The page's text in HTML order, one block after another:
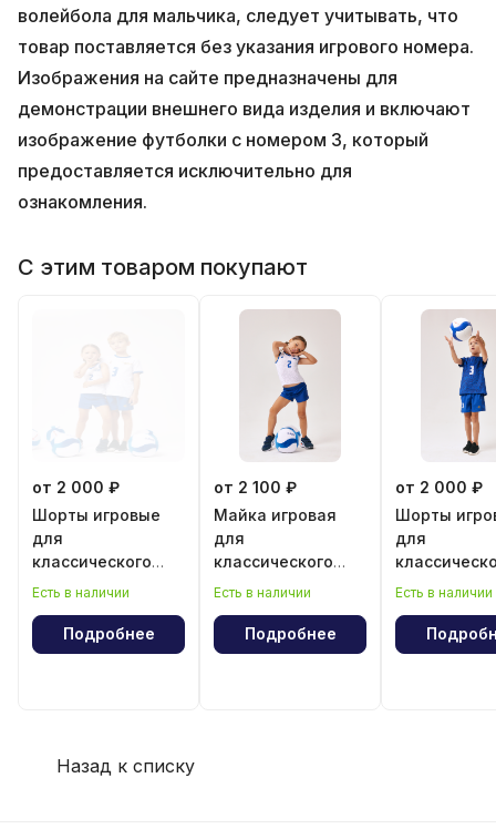
волейбола для мальчика, следует учитывать, что
товар поставляется без указания игрового номера.
Изображения на сайте предназначены для
демонстрации внешнего вида изделия и включают
изображение футболки с номером 3, который
предоставляется исключительно для
ознакомления.
С этим товаром покупают
от 2 000 ₽
Шорты игровые
для
классического
волейбола для
Есть в наличии
Подробнее
от 2 100 ₽
Майка игровая
для
классического
волейбола для
Есть в наличии
Подробнее
от 2 000 ₽
Шорты
для
волейбола
Есть в наличии
Назад к списку